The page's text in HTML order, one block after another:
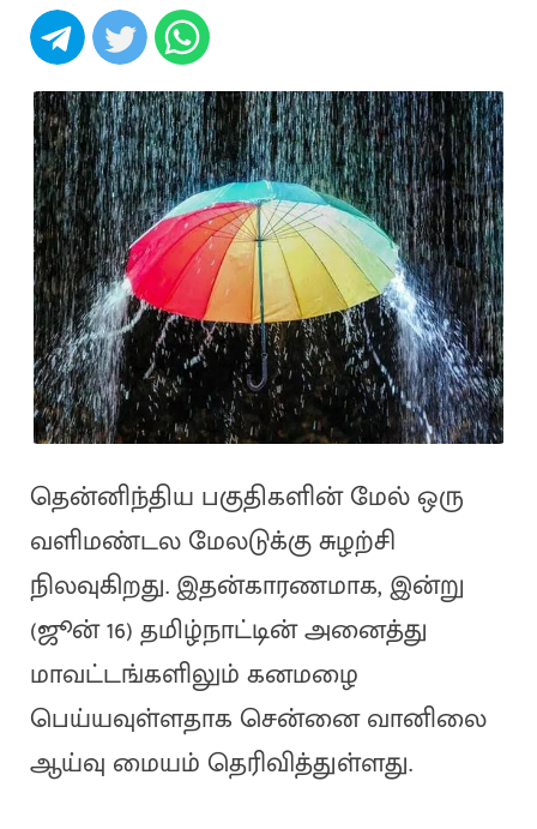
தென்னிந்திய பகுதிகளின் மேல் ஒரு
வளிமண்டல மேலடுக்கு சுழற்சி
நிலவுகிறது. இதன்காரணமாக, இன்று
(ஜூன் 16) தமிழ்நாட்டின் அனைத்து
மாவட்டங்களிலும் கனமழை
பெய்யவுள்ளதாக சென்னை வானிலை
ஆய்வு மையம் தெரிவித்துள்ளது.